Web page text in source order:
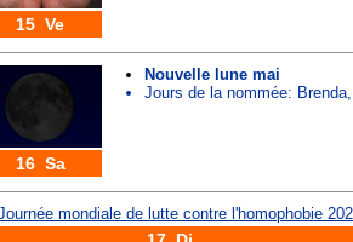
15 Ve
16 Sa
Nouvelle lune mai
Jours de la nommée: Brenda